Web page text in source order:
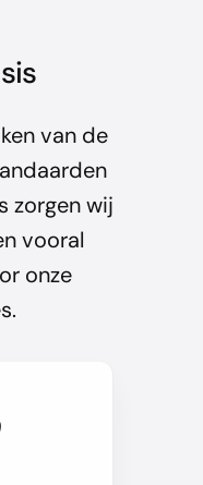
van de
zorgen wij
vooral
onze